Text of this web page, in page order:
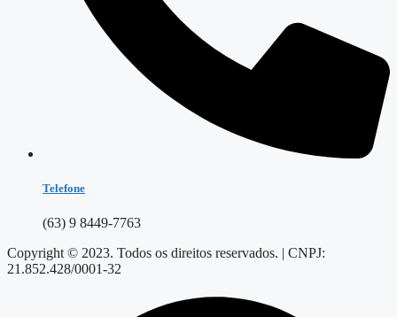
Telefone
(63) 9 8449-7763
Copyright © 2023. Todos os direitos reservados. | CNPJ:
21.852.428/0001-32